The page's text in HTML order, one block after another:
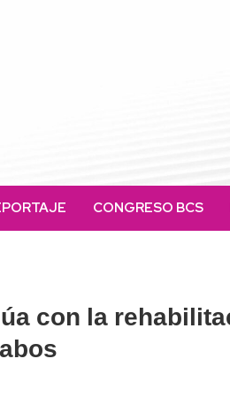
CONGRESO BCS
con la